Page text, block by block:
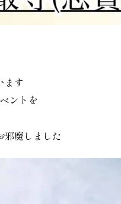
ます
ントを
邪魔しました